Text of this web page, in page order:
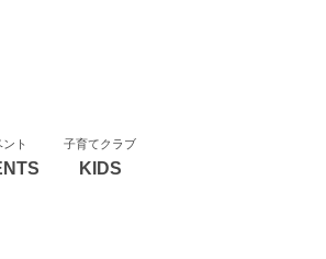
ント 子育てクラブ
KIDS